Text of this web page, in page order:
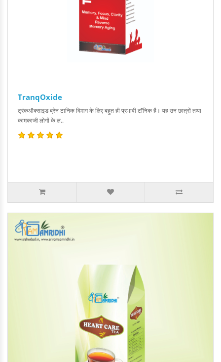
TranqOxide
ट्रंकऑक्साइड ब्रेन टानिक दिमाग के लिए बहुत ही प्रभावी टॉनिक है। यह उन छात्रों तथा
कामकाजी लोगों के ल..